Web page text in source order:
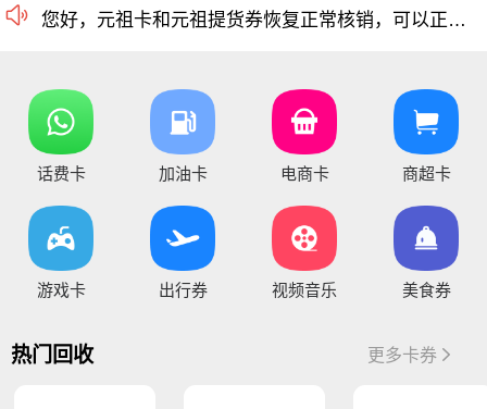
 您好，元祖卡和元祖提货券恢复正常核销，可以正常提卡
将于15:30维护，恢复待通知
您好，目前银行卡提现暂时维护，恢复待通知，给您
话费卡 加油卡 电商卡 商超卡
游戏卡 出行券 视频音乐 美食券
热门回收 更多卡券